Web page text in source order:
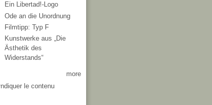
Ein Libertad!-Logo
Ode an die Unordnung
Filmtipp: Typ F
Kunstwerke aus „Die
Ästhetik des
Widerstands“
more